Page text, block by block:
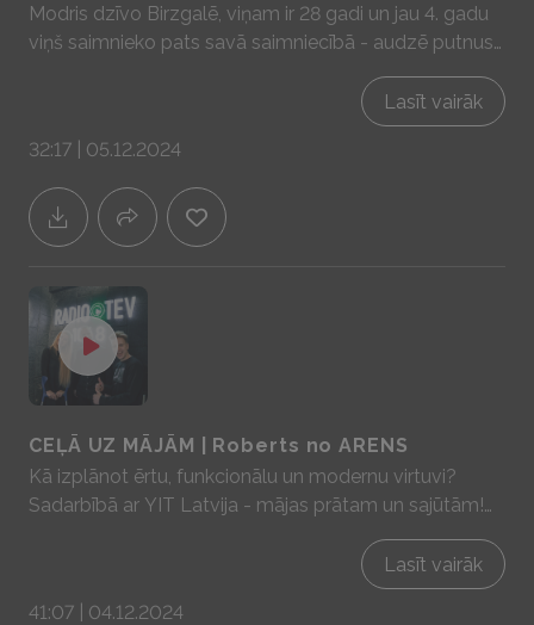
Modris dzīvo Birzgalē, viņam ir 28 gadi un jau 4. gadu
viņš saimnieko pats savā saimniecībā - audzē putnus
un pārdod olas. Kā tas notiek vari redzēt Modra IG
Lasīt vairāk
32:17 | 05.12.2024
CEĻĀ UZ MĀJĀM | Roberts no ARENS
Kā izplānot ērtu, funkcionālu un modernu virtuvi?
Sadarbībā ar YIT Latvija - mājas prātam un sajūtām!
Lasīt vairāk
41:07 | 04.12.2024